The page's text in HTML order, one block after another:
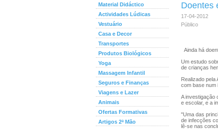
Material Didáctico
Actividades Lúdicas
Vestuário
Casa e Decor
Transportes
Produtos Biológicos
Yoga
Massagem Infantil
Seguros e Finanças
Viagens e Lazer
Animais
Ofertas Formativas
Artigos 2ª Mão
Doentes
17-04-2012
Público
Ainda há
Um estudo
de crianças
Realizado pela
com base num
A investigação
e escolar, e a
"Uma das
de infecções
lê-se nas